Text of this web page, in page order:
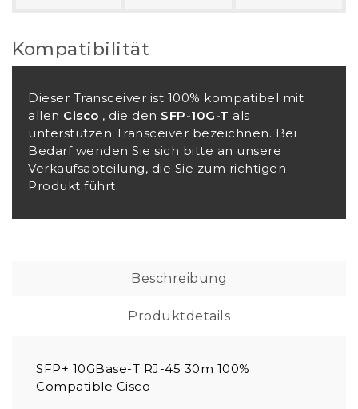
Kompatibilität
Dieser Transceiver ist 100% kompatibel mit
allen Cisco , die den SFP-10G-T als
unterstützen Transceiver bezeichnen. Bei
Bedarf wenden Sie sich bitte an unsere
Verkaufsabteilung, die Sie zum richtigen
Produkt führt.
Beschreibung
Produktdetails
SFP+ 10GBase-T RJ-45 30m 100%
Compatible Cisco